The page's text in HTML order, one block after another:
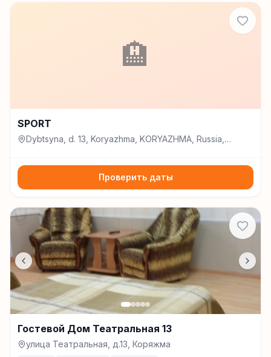
🏨
SPORT
Dybtsyna, d. 13, Koryazhma, KORYAZHMA, Russia,
Проверить даты
Гостевой Дом Театральная 13
улица Театральная, д.13, Коряжма